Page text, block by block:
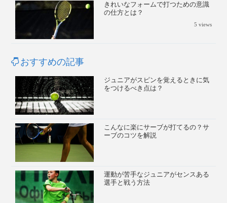
きれいなフォームで打つための意識
の仕方とは？
5 views
おすすめの記事
ジュニアがスピンを覚えるときに気
をつけるべき点は？
こんなに楽にサーブが打てるの？サ
ーブのコツを解説
運動が苦手なジュニアがセンスある
選手と戦う方法